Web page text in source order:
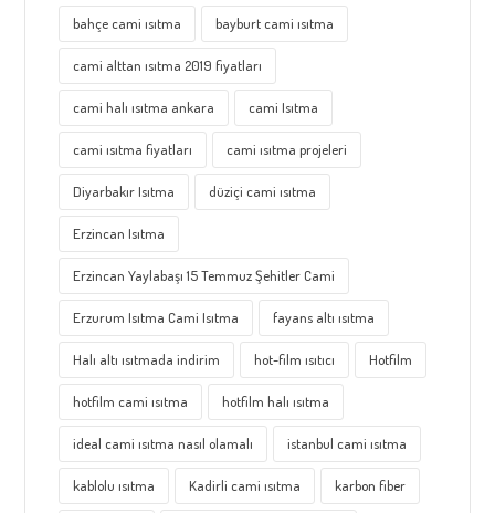
bahçe cami ısıtma bayburt cami ısıtma
cami alttan ısıtma 2019 fiyatları
cami halı ısıtma ankara cami Isıtma
cami ısıtma fiyatları cami ısıtma projeleri
Diyarbakır Isıtma düziçi cami ısıtma
Erzincan Isıtma
Erzincan Yaylabaşı 15 Temmuz Şehitler Cami
Erzurum Isıtma Cami Isıtma fayans altı ısıtma
Halı altı ısıtmada indirim hot-film ısıtıcı Hotfilm
hotfilm cami ısıtma hotfilm halı ısıtma
ideal cami ısıtma nasıl olamalı istanbul cami ısıtma
kablolu ısıtma Kadirli cami ısıtma karbon fiber